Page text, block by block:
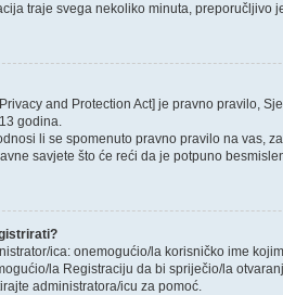
traje svega nekoliko minuta, preporučljivo
and Protection Act] je pravno pravilo,
godina.
li se spomenuto pravno pravilo na vas,
savjete što će reći da je potpuno
ica: onemogućio/la korisničko ime
la Registraciju da bi spriječio/la
administratora/icu za pomoć.